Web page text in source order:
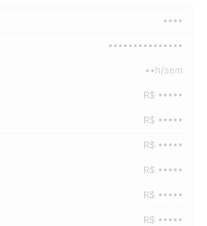
••••
•••••••••••••••
••h/sem
R$ •••••
R$ •••••
R$ •••••
R$ •••••
R$ •••••
R$ •••••